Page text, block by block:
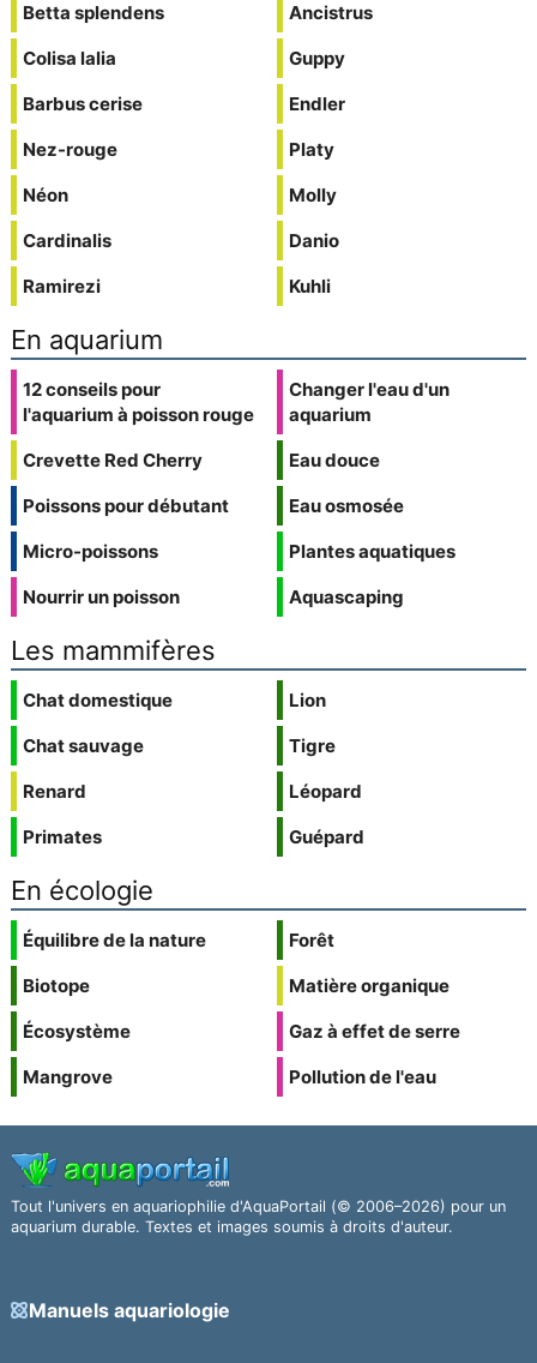
Betta splendens
Colisa lalia
Barbus cerise
Nez-rouge
Néon
Cardinalis
Ramirezi
Ancistrus
Guppy
Endler
Platy
Molly
Danio
Kuhli
En aquarium
12 conseils pour
l'aquarium à poisson rouge
Crevette Red Cherry
Poissons pour débutant
Micro-poissons
Nourrir un poisson
Changer l'eau d'un
aquarium
Eau douce
Eau osmosée
Plantes aquatiques
Aquascaping
Les mammifères
Chat domestique
Chat sauvage
Renard
Primates
Lion
Tigre
Léopard
Guépard
En écologie
Équilibre de la nature
Biotope
Écosystème
Mangrove
Forêt
Matière organique
Gaz à effet de serre
Pollution de l'eau
Tout l'univers en aquariophilie d'AquaPortail (© 2006–2026) pour un
aquarium durable. Textes et images soumis à droits d'auteur.
Manuels aquariologie